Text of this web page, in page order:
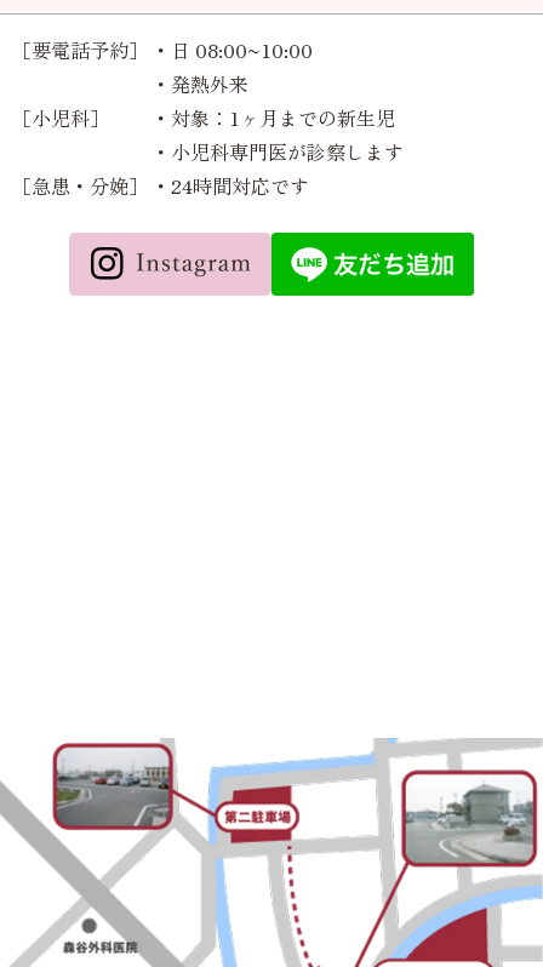
［要電話予約］
・日 08:00~10:00
・発熱外来
［小児科］
・対象：1ヶ月までの新生児
・小児科専門医が診察します
［急患・分娩］
・24時間対応です